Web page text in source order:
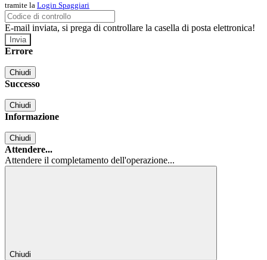
tramite la Login Spaggiari
E-mail inviata, si prega di controllare la casella di posta elettronica!
Errore
Chiudi
Successo
Chiudi
Informazione
Chiudi
Attendere...
Attendere il completamento dell'operazione...
Chiudi